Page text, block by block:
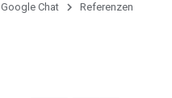
Google Chat Referenzen